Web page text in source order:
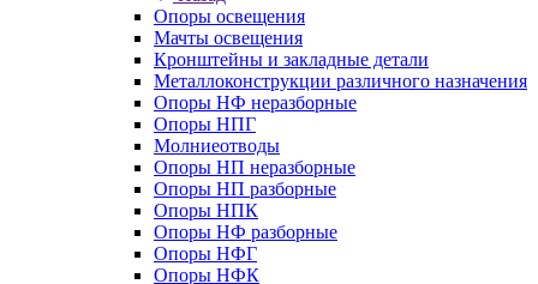
Опоры освещения
Мачты освещения
Кронштейны и закладные детали
Металлоконструкции различного назначения
Опоры НФ неразборные
Опоры НПГ
Молниеотводы
Опоры НП неразборные
Опоры НП разборные
Опоры НПК
Опоры НФ разборные
Опоры НФГ
Опоры НФК